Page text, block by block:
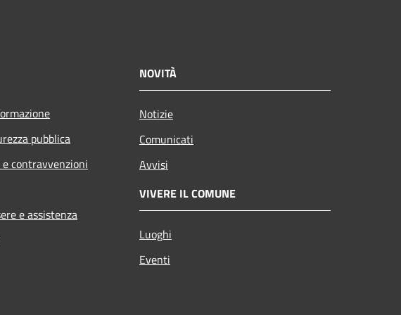
pubblica
contravvenzioni
e assistenza
NOVITÀ
Notizie
Comunicati
Avvisi
VIVERE IL COMUNE
Luoghi
Eventi